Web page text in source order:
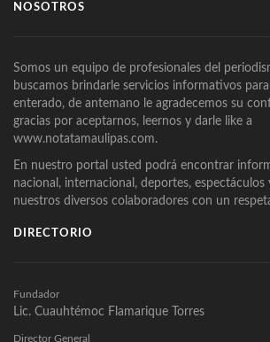
NOSOTROS
Somos un equipo de profesionales del
buscamos brindarle servicios informativos
enterado, de antemano le agradecemos su
gracias por aceptarnos, leernos y darle like a
www.notatamaulipas.com.
En nuestro portal usted podrá encontrar
nacional, internacional, deportes, espectáculos
nuestros diversos colaboradores con un
DIRECTORIO
Fundador
Lic. Cuauhtémoc Flamarique Torres
Director General